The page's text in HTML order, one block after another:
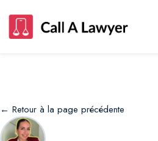
← Retour à la page précédente